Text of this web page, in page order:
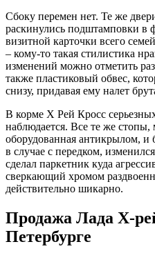
Сбоку перемен нет. Те же
раскинулись подштамповки
визитной карточки всего
– кому-то такая стилистика
изменений можно отметить
также пластиковый обвес,
снизу, придавая ему налет
В корме Х Рей Кросс
наблюдается. Все те же стопы,
оборудованная антикрылом,
в случае с передком,
сделал паркетник куда
сверкающий хромом
действительно шикарно.
Продажа Лада Х-
Петербурге